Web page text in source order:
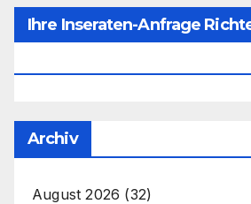
Ihre Inseraten-Anfrage
Archiv
August 2026 (32)